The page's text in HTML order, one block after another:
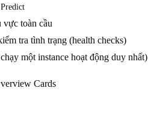
Predict
vực toàn cầu
tra tình trạng (health checks)
một instance hoạt động duy nhất)